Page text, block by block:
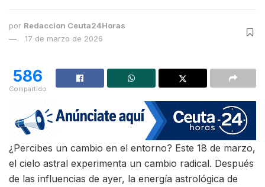
por Redaccion Ceuta24Horas
17 de marzo de 2026
586
Compartido
¿Percibes un cambio en el entorno? Este 18 de marzo,
el cielo astral experimenta un cambio radical. Después
de las influencias de ayer, la energía astrológica de